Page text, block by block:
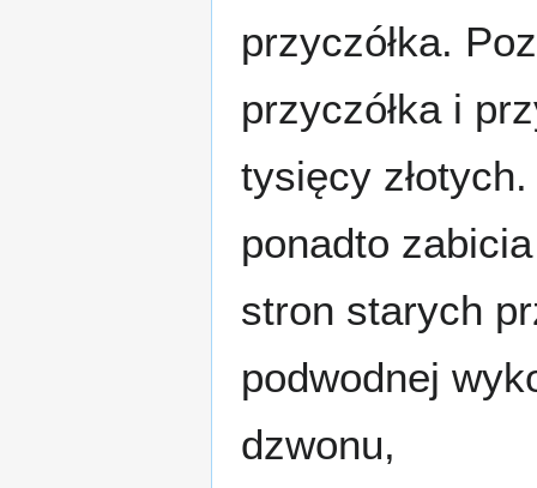
przyczółka.
przyczółka i
tysięcy
ponadto
stron starych
podwodnej
dzwonu,